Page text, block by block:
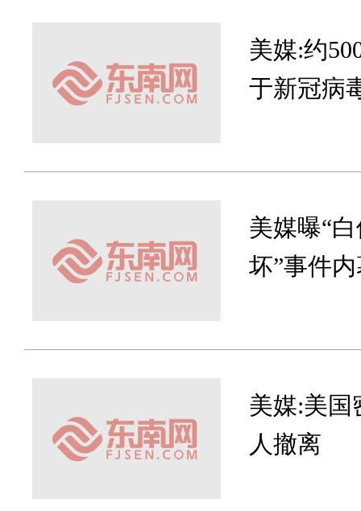
美媒:约
于新冠病
美媒曝“
坏”事件
美媒:美国
人撤离